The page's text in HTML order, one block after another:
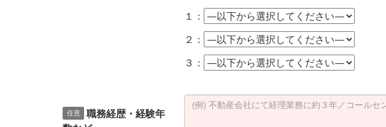
１：
２：
３：
任意
職務経歴・経験年